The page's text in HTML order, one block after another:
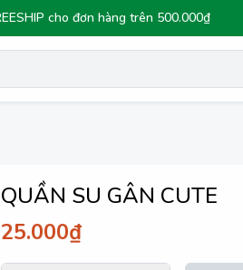
cho đơn hàng trên 500.000₫
QUẦN SU GÂN CUTE
25.000₫